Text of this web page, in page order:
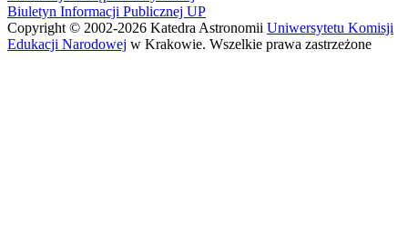
strony
głównej
Obserwatorium
Biuletyn Informacji Publicznej UP
Copyright © 2002-2026 Katedra Astronomii Uniwersytetu Komisji
Edukacji Narodowej w Krakowie. Wszelkie prawa zastrzeżone